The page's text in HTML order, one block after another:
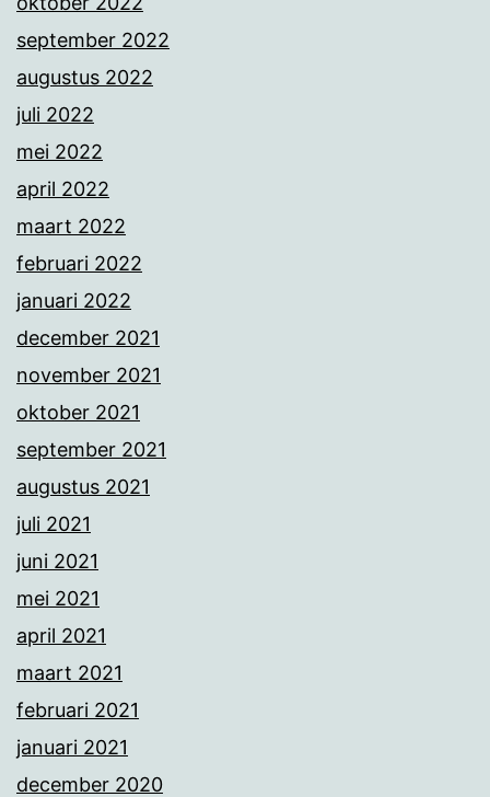
september 2022
augustus 2022
juli 2022
mei 2022
april 2022
maart 2022
februari 2022
januari 2022
december 2021
november 2021
oktober 2021
september 2021
augustus 2021
juli 2021
juni 2021
mei 2021
april 2021
maart 2021
februari 2021
januari 2021
december 2020